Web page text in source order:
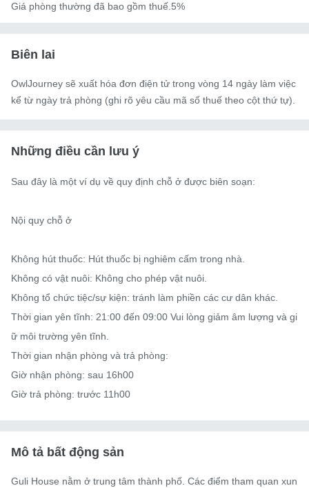
Giá phòng thường đã bao gồm thuế.5%
Biên lai
OwlJourney sẽ xuất hóa đơn điện tử trong vòng 14 ngày làm việc
kể từ ngày trả phòng (ghi rõ yêu cầu mã số thuế theo cột thứ tự).
Những điều cần lưu ý
Sau đây là một ví dụ về quy định chỗ ở được biên soạn:
Nội quy chỗ ở
Không hút thuốc: Hút thuốc bị nghiêm cấm trong nhà.
Không có vật nuôi: Không cho phép vật nuôi.
Không tổ chức tiệc/sự kiện: tránh làm phiền các cư dân khác.
Thời gian yên tĩnh: 21:00 đến 09:00 Vui lòng giảm âm lượng và gi
ữ môi trường yên tĩnh.
Thời gian nhận phòng và trả phòng:
Giờ nhận phòng: sau 16h00
Giờ trả phòng: trước 11h00
Mô tả bất động sản
Guli House nằm ở trung tâm thành phố. Các điểm tham quan xun